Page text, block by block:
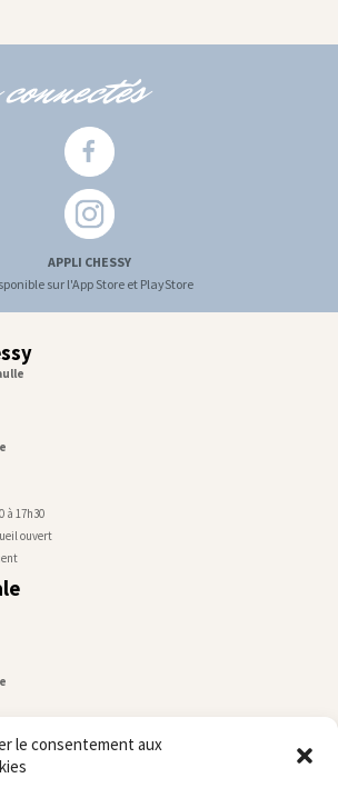
le consentement aux
APPLI CHESSY
sur l'App Store et PlayStore
à 17h30
ouvert
à 17h30